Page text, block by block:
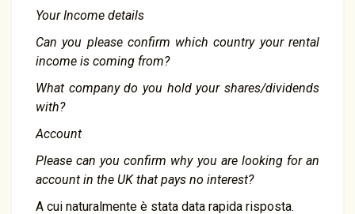
Your Income details
Can you please confirm which country your rental
income is coming from?
What company do you hold your shares/dividends
with?
Account
Please can you confirm why you are looking for an
account in the UK that pays no interest?
A cui naturalmente è stata data rapida risposta.